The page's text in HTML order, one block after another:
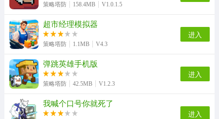
策略塔防 158.4MB V1.0.1.5
超市经理模拟器
策略塔防 1.1MB V4.3
进入
弹跳英雄手机版
策略塔防 42.5MB V1.2.3
进入
我喊个口号你就死了
进入